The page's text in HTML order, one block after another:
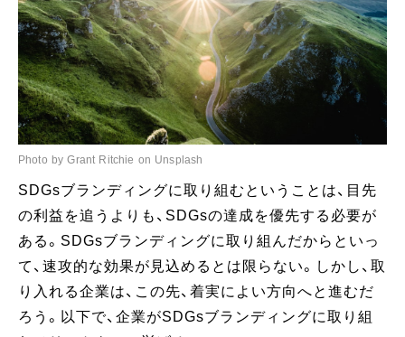
Photo by Grant Ritchie on Unsplash
SDGsブランディングに取り組むということは、目先
の利益を追うよりも、SDGsの達成を優先する必要が
ある。SDGsブランディングに取り組んだからといっ
て、速攻的な効果が見込めるとは限らない。しかし、取
り入れる企業は、この先、着実によい方向へと進むだ
ろう。以下で、企業がSDGsブランディングに取り組